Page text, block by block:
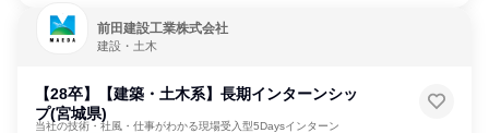
前田建設工業株式会社
建設・土木
【28卒】【建築・土木系】長期インターンシッ
プ(宮城県)
当社の技術・社風・仕事がわかる現場受入型5Daysインターン